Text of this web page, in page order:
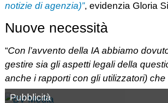
notizie di agenzia)”, evidenzia Gloria
Nuove necessità
“Con l’avvento della IA abbiamo
gestire sia gli aspetti legali della
anche i rapporti con gli utilizzatori) che
Pubblicità